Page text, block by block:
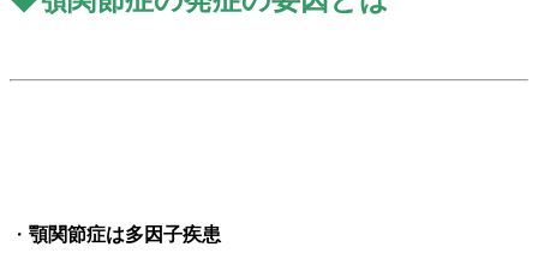
・ 顎関節症は多因子疾患